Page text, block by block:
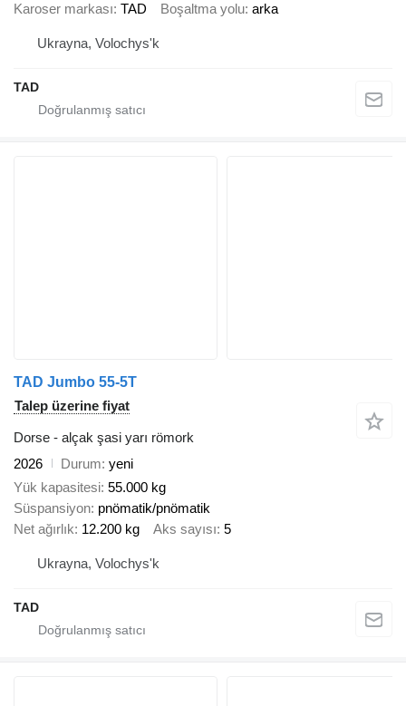
Karoser markası TAD Boşaltma yolu arka
Ukrayna, Volochys'k
TAD
TAD Jumbo 55-5T
Talep üzerine fiyat
Dorse - alçak şasi yarı römork
2026
Durum yeni
Yük kapasitesi 55.000 kg
Süspansiyon pnömatik/pnömatik
Net ağırlık 12.200 kg Aks sayısı 5
Ukrayna, Volochys'k
TAD